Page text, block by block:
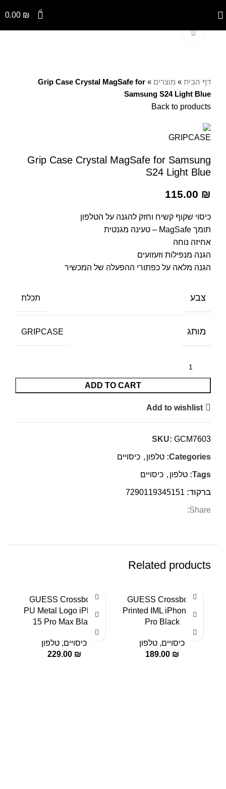
0
0.00 ₪
Click to enlarge
דף הבית » מוצרים »
Grip Case Crystal MagSafe for
Samsung S24 Light Blue
Back to products
Grip Case Crystal MagSafe for Samsung
S24 Light Blue
115.00 ₪
כיסוי שקוף קשיח וחזק להגנה על הטלפון
תומך MagSafe – טעינה מגנטית
אחיזה נוחה
הגנה מנפילות וזעזועים
הגנה מלאה על כפתורי ההפעלה של המכשיר
צבע תכלת
מותג GRIPCASE
ADD TO CART
Add to wishlist
SKU: GCM7603
Categories: טלפון , כיסויים
Tags: טלפון , כיסויים
ברקוד:
Share:
Related products
GUESS Crossbody
Printed IML iPhone 15
Pro Black
כיסויים, טלפון
189.00 ₪
GUESS Crossbody
PU Metal Logo iPhone
15 Pro Max Black
כיסויים, טלפון
229.00 ₪